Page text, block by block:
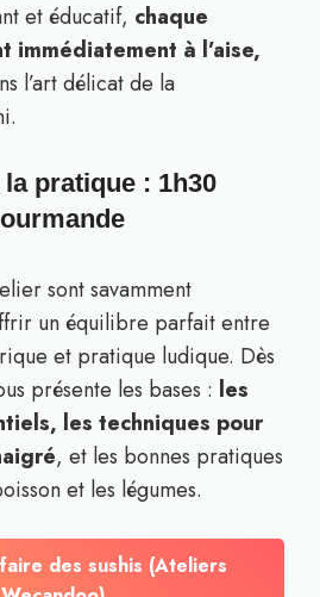
et éducatif, chaque
immédiatement à l’aise,
l’art délicat de la
pratique : 1h30
sont savamment
un équilibre parfait entre
et pratique ludique. Dès
présente les bases : les
les techniques pour
, et les bonnes pratiques
et les légumes.
faire des sushis (Ateliers